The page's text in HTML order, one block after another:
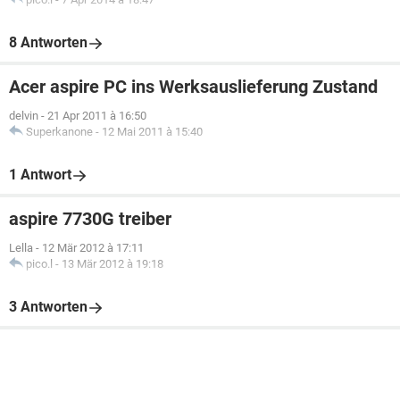
8 Antworten
Acer aspire PC ins Werksauslieferung Zustand
delvin - 21 Apr 2011 à 16:50
Superkanone - 12 Mai 2011 à 15:40
1 Antwort
aspire 7730G treiber
Lella - 12 Mär 2012 à 17:11
pico.l - 13 Mär 2012 à 19:18
3 Antworten